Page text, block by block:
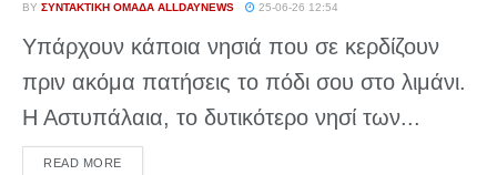
BY ΣΥΝΤΑΚΤΙΚΉ ΟΜΆΔΑ ALLDAYNEWS 25-06-26 12:54
Υπάρχουν κάποια νησιά που σε κερδίζουν
πριν ακόμα πατήσεις το πόδι σου στο λιμάνι.
Η Αστυπάλαια, το δυτικότερο νησί των...
READ MOREDETAILS